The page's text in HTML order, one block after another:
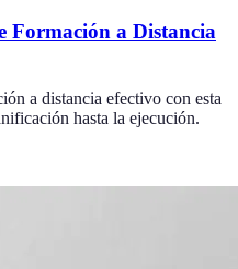
Formación a Distancia
a distancia efectivo con esta
hasta la ejecución.